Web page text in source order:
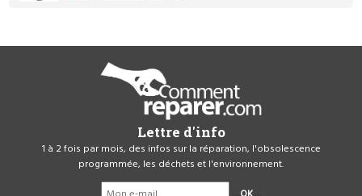
Lettre d'info
1 à 2 fois par mois, des infos sur la réparation, l'obsolescence
programmée, les déchets et l'environnement.